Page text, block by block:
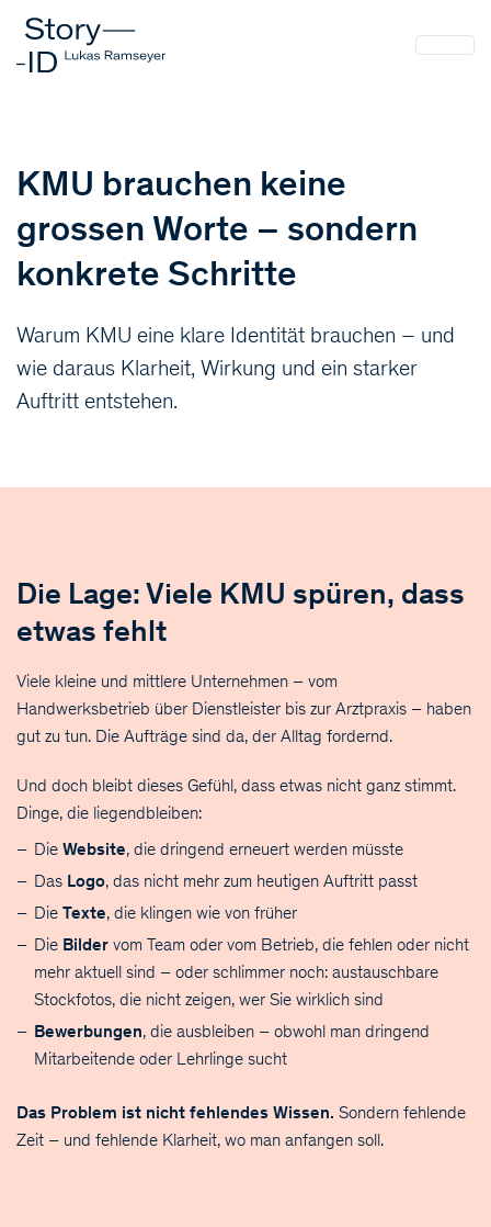
KMU brauchen keine
grossen Worte – sondern
konkrete Schritte
Warum KMU eine klare Identität brauchen – und
wie daraus Klarheit, Wirkung und ein starker
Auftritt entstehen.
Die Lage: Viele KMU spüren, dass
etwas fehlt
Viele kleine und mittlere Unternehmen – vom
Handwerksbetrieb über Dienstleister bis zur Arztpraxis – haben
gut zu tun. Die Aufträge sind da, der Alltag fordernd.
Und doch bleibt dieses Gefühl, dass etwas nicht ganz stimmt.
Dinge, die liegendbleiben:
Die Website, die dringend erneuert werden müsste
Das Logo, das nicht mehr zum heutigen Auftritt passt
Die Texte, die klingen wie von früher
Die Bilder vom Team oder vom Betrieb, die fehlen oder nicht
mehr aktuell sind – oder schlimmer noch: austauschbare
Stockfotos, die nicht zeigen, wer Sie wirklich sind
Bewerbungen, die ausbleiben – obwohl man dringend
Mitarbeitende oder Lehrlinge sucht
Das Problem ist nicht fehlendes Wissen. Sondern fehlende
Zeit – und fehlende Klarheit, wo man anfangen soll.